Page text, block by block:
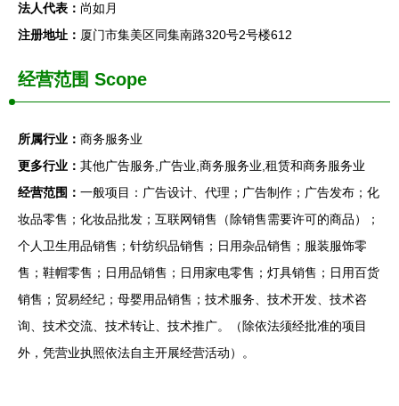
法人代表： 尚如月
注册地址： 厦门市集美区同集南路320号2号楼612
经营范围 Scope
所属行业： 商务服务业
更多行业： 其他广告服务,广告业,商务服务业,租赁和商务服务业
经营范围： 一般项目：广告设计、代理；广告制作；广告发布；化
妆品零售；化妆品批发；互联网销售（除销售需要许可的商品）；
个人卫生用品销售；针纺织品销售；日用杂品销售；服装服饰零
售；鞋帽零售；日用品销售；日用家电零售；灯具销售；日用百货
销售；贸易经纪；母婴用品销售；技术服务、技术开发、技术咨
询、技术交流、技术转让、技术推广。（除依法须经批准的项目
外，凭营业执照依法自主开展经营活动）。